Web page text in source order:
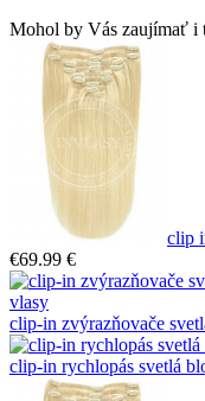
Mohol by Vás zaujímať i
clip
€69.99 €
clip-in zvýrazňovače
clip-in rychlopás svetlá